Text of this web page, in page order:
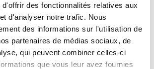
des fonctionnalités relatives aux
d'analyser notre trafic. Nous
des informations sur l'utilisation de
partenaires de médias sociaux, de
qui peuvent combiner celles-ci
que vous leur avez fournies
Une version française devrait être
le site de l’IGOPP.